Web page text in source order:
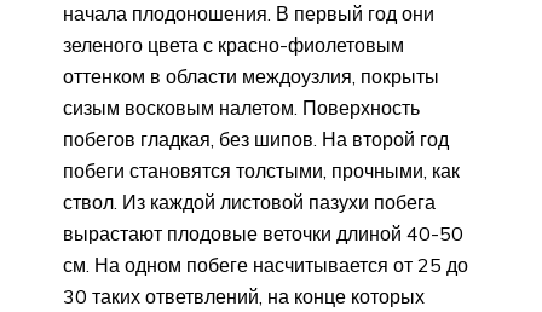
начала плодоношения. В первый год они
зеленого цвета с красно-фиолетовым
оттенком в области междоузлия, покрыты
сизым восковым налетом. Поверхность
побегов гладкая, без шипов. На второй год
побеги становятся толстыми, прочными, как
ствол. Из каждой листовой пазухи побега
вырастают плодовые веточки длиной 40-50
см. На одном побеге насчитывается от 25 до
30 таких ответвлений, на конце которых